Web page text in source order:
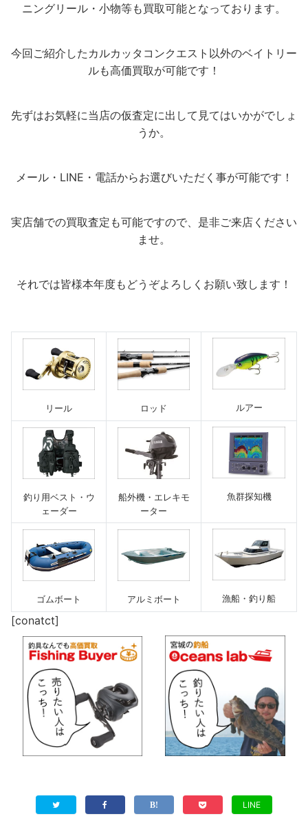
ニングリール・小物等も買取可能となっております。
今回ご紹介したカルカッタコンクエスト以外のベイトリー
ルも高価買取が可能です！
先ずはお気軽に当店の仮査定に出して見てはいかがでしょ
うか。
メール・LINE・電話からお選びいただく事が可能です！
実店舗での買取査定も可能ですので、是非ご来店ください
ませ。
それでは皆様本年度もどうぞよろしくお願い致します！
リール ロッド ルアー
釣り用ベスト・ウ
ェーダー
船外機・エレキモ
ーター
魚群探知機
ゴムボート アルミボート 漁船・釣り船
[conatct]
LINE